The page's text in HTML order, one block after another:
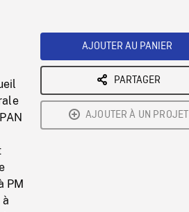
PM
AJOUTER AU PANIER
PARTAGER
AJOUTER À UN PROJET